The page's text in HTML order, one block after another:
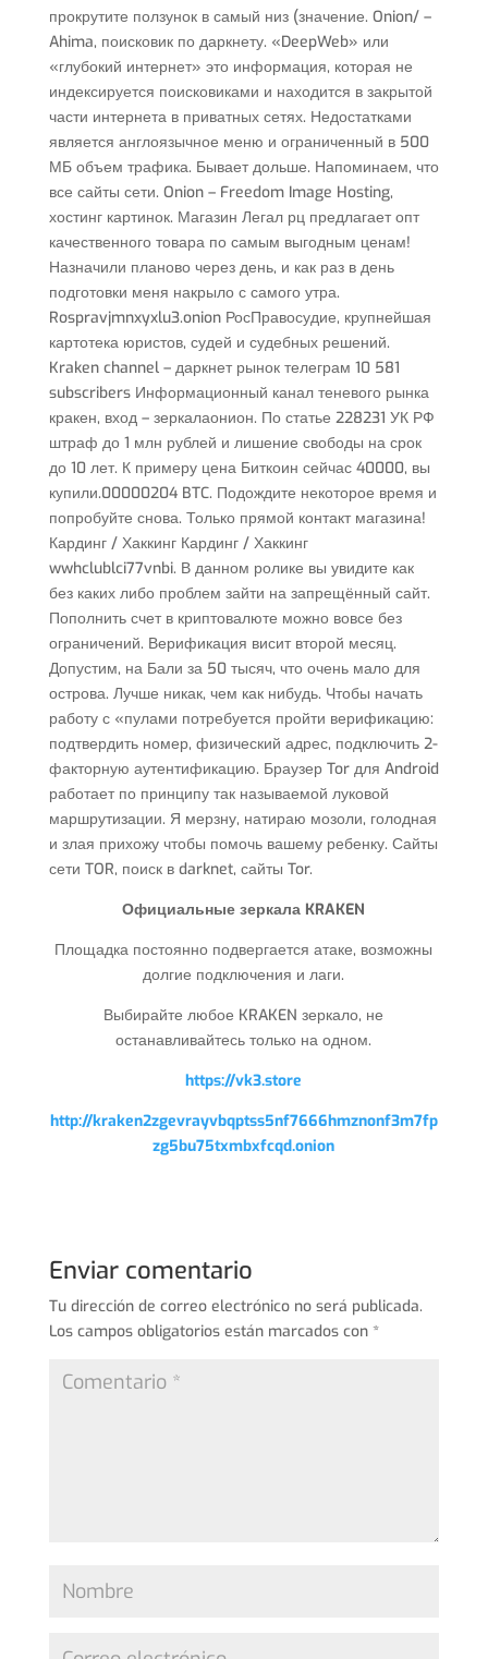
прокрутите ползунок в самый низ (значение. Onion/ –
Ahima, поисковик по даркнету. «DeepWeb» или
«глубокий интернет» это информация, которая не
индексируется поисковиками и находится в закрытой
части интернета в приватных сетях. Недостатками
является англоязычное меню и ограниченный в 500
МБ объем трафика. Бывает дольше. Напоминаем, что
все сайты сети. Onion – Freedom Image Hosting,
хостинг картинок. Магазин Легал рц предлагает опт
качественного товара по самым выгодным ценам!
Назначили планово через день, и как раз в день
подготовки меня накрыло с самого утра.
Rospravjmnxyxlu3.onion РосПравосудие, крупнейшая
картотека юристов, судей и судебных решений.
Kraken channel – даркнет рынок телеграм 10 581
subscribers Информационный канал теневого рынка
кракен, вход – зеркалаонион. По статье 228231 УК РФ
штраф до 1 млн рублей и лишение свободы на срок
до 10 лет. К примеру цена Биткоин сейчас 40000, вы
купили.00000204 BTC. Подождите некоторое время и
попробуйте снова. Только прямой контакт магазина!
Кардинг / Хаккинг Кардинг / Хаккинг
wwhclublci77vnbi. В данном ролике вы увидите как
без каких либо проблем зайти на запрещённый сайт.
Пополнить счет в криптовалюте можно вовсе без
ограничений. Верификация висит второй месяц.
Допустим, на Бали за 50 тысяч, что очень мало для
острова. Лучше никак, чем как нибудь. Чтобы начать
работу с «пулами потребуется пройти верификацию:
подтвердить номер, физический адрес, подключить 2-
факторную аутентификацию. Браузер Tor для Android
работает по принципу так называемой луковой
маршрутизации. Я мерзну, натираю мозоли, голодная
и злая прихожу чтобы помочь вашему ребенку. Сайты
сети TOR, поиск в darknet, сайты Tor.
Официальные зеркала KRAKEN
Площадка постоянно подвергается атаке, возможны
долгие подключения и лаги.
Выбирайте любое KRAKEN зеркало, не
останавливайтесь только на одном.
https://vk3.store
http://kraken2zgevrayvbqptss5nf7666hmznonf3m7fp
zg5bu75txmbxfcqd.onion
Enviar comentario
Tu dirección de correo electrónico no será publicada.
Los campos obligatorios están marcados con *